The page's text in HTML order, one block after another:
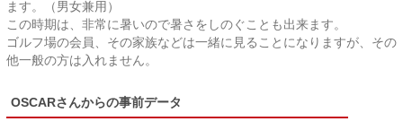
ます。（男女兼用）
この時期は、非常に暑いので暑さをしのぐことも出来ます。
ゴルフ場の会員、その家族などは一緒に見ることになりますが、その
他一般の方は入れません。
OSCARさんからの事前データ